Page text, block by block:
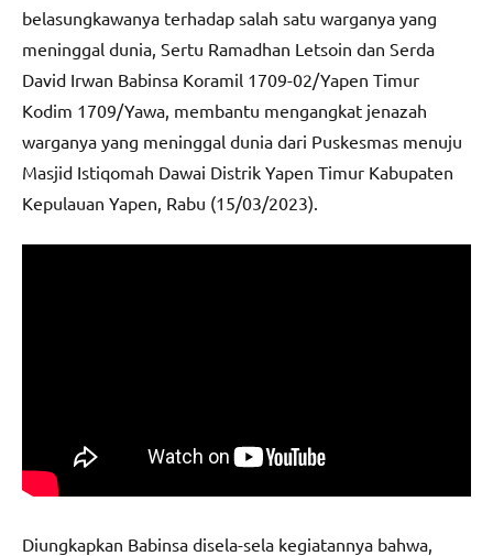
belasungkawanya terhadap salah satu warganya yang
meninggal dunia, Sertu Ramadhan Letsoin dan Serda
David Irwan Babinsa Koramil 1709-02/Yapen Timur
Kodim 1709/Yawa, membantu mengangkat jenazah
warganya yang meninggal dunia dari Puskesmas menuju
Masjid Istiqomah Dawai Distrik Yapen Timur Kabupaten
Kepulauan Yapen, Rabu (15/03/2023).
Diungkapkan Babinsa disela-sela kegiatannya bahwa,